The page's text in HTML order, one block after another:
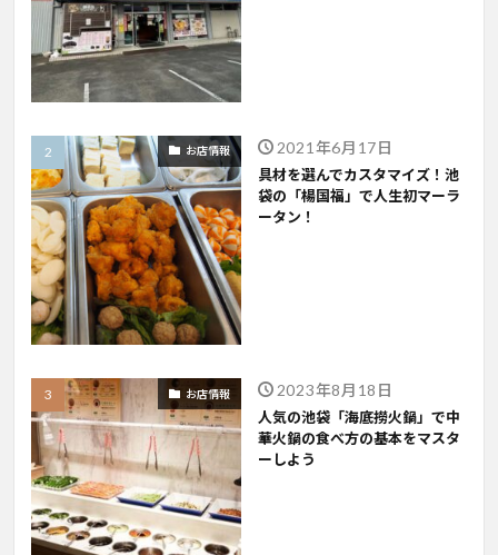
お店情報 2021年6月17日
具材を選んでカスタマイズ！池
袋の「楊国福」で人生初マーラ
ータン！
お店情報 2023年8月18日
人気の池袋「海底撈火鍋」で中
華火鍋の食べ方の基本をマスタ
ーしよう